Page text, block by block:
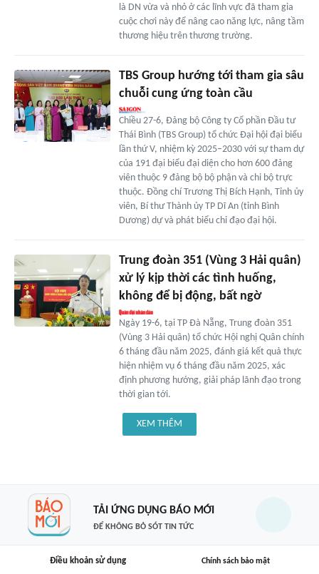
là DN vừa và nhỏ ở các lĩnh vực đã tham gia
cuộc chơi này để nâng cao năng lực, nâng tầm
thương hiệu trên thương trường.
TBS Group hướng tới tham gia sâu
chuỗi cung ứng toàn cầu
Chiều 27-6, Đảng bộ Công ty Cổ phần Đầu tư
Thái Bình (TBS Group) tổ chức Đại hội đại biểu
lần thứ V, nhiệm kỳ 2025–2030 với sự tham dự
của 191 đại biểu đại diện cho hơn 600 đảng
viên thuộc 9 đảng bộ bộ phận và chi bộ trực
thuộc. Đồng chí Trương Thị Bích Hạnh, Tỉnh ủy
viên, Bí thư Thành ủy TP Dĩ An (tỉnh Bình
Dương) dự và phát biểu chỉ đạo đại hội.
Trung đoàn 351 (Vùng 3 Hải quân)
xử lý kịp thời các tình huống,
không để bị động, bất ngờ
Ngày 19-6, tại TP Đà Nẵng, Trung đoàn 351
(Vùng 3 Hải quân) tổ chức Hội nghị Quân chính
6 tháng đầu năm 2025, đánh giá kết quả thực
hiện nhiệm vụ 6 tháng đầu năm 2025, xác
định phương hướng, giải pháp lãnh đạo trong
thời gian tới.
XEM THÊM
TẢI ỨNG DỤNG BÁO MỚI
ĐỂ KHÔNG BỎ SÓT TIN TỨC
Điều khoản sử dụng Chính sách bảo mật